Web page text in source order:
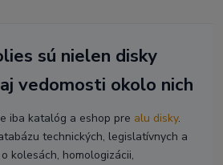
sú nielen disky
vedomosti okolo nich
iba katalóg a eshop pre alu disky.
technických, legislatívnych a
kolesách, homologizácii,